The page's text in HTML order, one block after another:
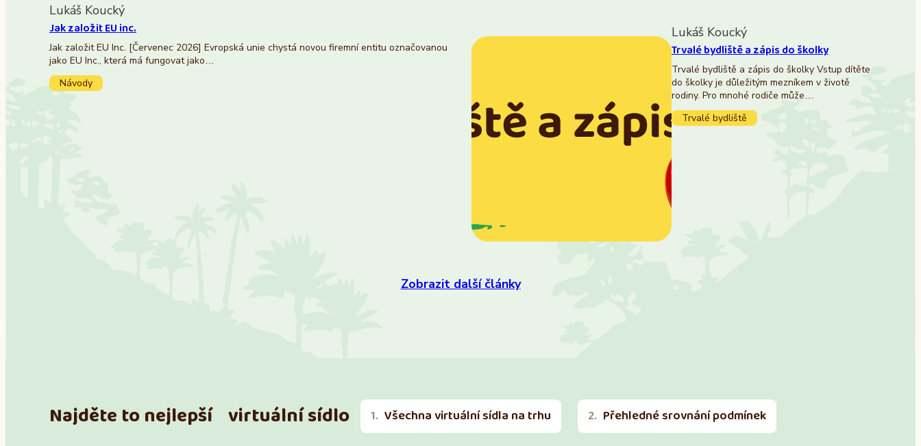
Lukáš Koucký
Jak založit EU inc.
Jak založit EU Inc. [Červenec 2026] Evropská unie chystá novou firemní entitu označovanou
jako EU Inc., která má fungovat jako…
Návody
Lukáš Koucký
Trvalé bydliště a zápis do školky
Trvalé bydliště a zápis do školky Vstup dítěte
do školky je důležitým mezníkem v životě
rodiny. Pro mnohé rodiče může…
Trvalé bydliště
Zobrazit další články
Najděte to nejlepší virtuální sídlo Všechna virtuální sídla na trhu Přehledné srovnání podmínek